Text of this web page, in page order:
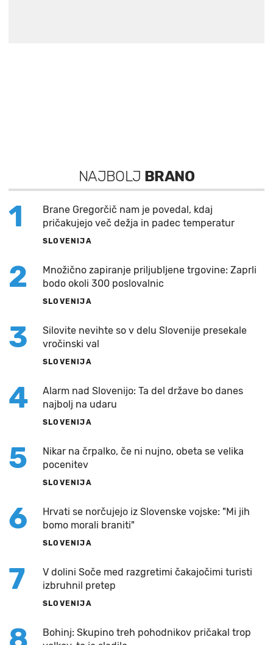
NAJBOLJ BRANO
1
Brane Gregorčič nam je povedal, kdaj
pričakujejo več dežja in padec temperatur
SLOVENIJA
2
Množično zapiranje priljubljene trgovine: Zaprli
bodo okoli 300 poslovalnic
SLOVENIJA
3
Silovite nevihte so v delu Slovenije presekale
vročinski val
SLOVENIJA
4
Alarm nad Slovenijo: Ta del države bo danes
najbolj na udaru
SLOVENIJA
5
Nikar na črpalko, če ni nujno, obeta se velika
pocenitev
SLOVENIJA
6
Hrvati se norčujejo iz Slovenske vojske: "Mi jih
bomo morali braniti"
SLOVENIJA
7
V dolini Soče med razgretimi čakajočimi turisti
izbruhnil pretep
SLOVENIJA
Bohinj: Skupino treh pohodnikov pričakal trop